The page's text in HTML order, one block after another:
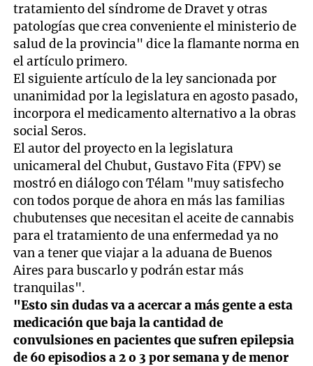
tratamiento del síndrome de Dravet y otras
patologías que crea conveniente el ministerio de
salud de la provincia" dice la flamante norma en
el artículo primero.
El siguiente artículo de la ley sancionada por
unanimidad por la legislatura en agosto pasado,
incorpora el medicamento alternativo a la obras
social Seros.
El autor del proyecto en la legislatura
unicameral del Chubut, Gustavo Fita (FPV) se
mostró en diálogo con Télam "muy satisfecho
con todos porque de ahora en más las familias
chubutenses que necesitan el aceite de cannabis
para el tratamiento de una enfermedad ya no
van a tener que viajar a la aduana de Buenos
Aires para buscarlo y podrán estar más
tranquilas".
"Esto sin dudas va a acercar a más gente a esta
medicación que baja la cantidad de
convulsiones en pacientes que sufren epilepsia
de 60 episodios a 2 o 3 por semana y de menor